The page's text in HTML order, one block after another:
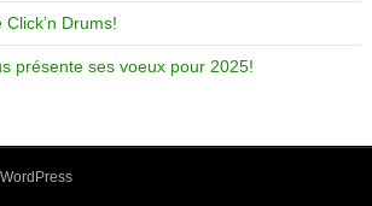
Drums!
présente ses voeux pour 2025!